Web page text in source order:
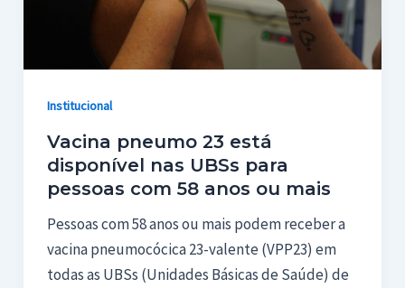
Institucional
Vacina pneumo 23 está
disponível nas UBSs para
pessoas com 58 anos ou mais
Pessoas com 58 anos ou mais podem receber a
vacina pneumocócica 23-valente (VPP23) em
todas as UBSs (Unidades Básicas de Saúde) de